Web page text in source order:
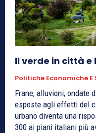
Il verde in città
Politiche Economiche E
Frane, alluvioni, ondate
esposte agli effetti del
urbano diventa una
300 ai piani italiani più